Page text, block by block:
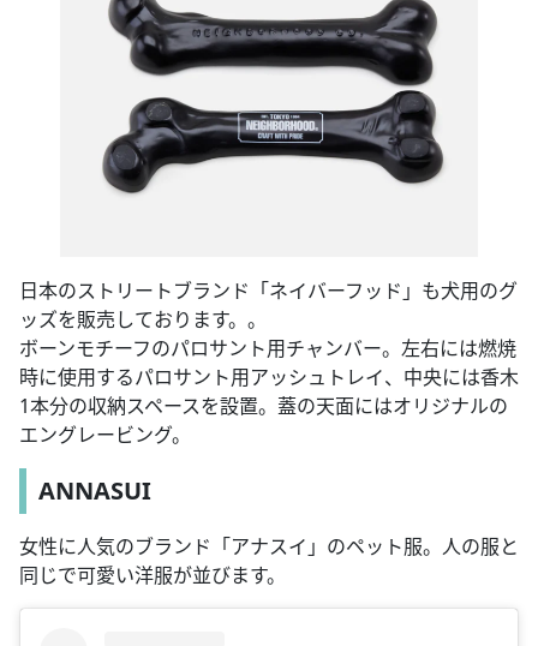
日本のストリートブランド「ネイバーフッド」も犬用のグ
ッズを販売しております。。
ボーンモチーフのパロサント用チャンバー。左右には燃焼
時に使用するパロサント用アッシュトレイ、中央には香木
1本分の収納スペースを設置。蓋の天面にはオリジナルの
エングレービング。
ANNASUI
女性に人気のブランド「アナスイ」のペット服。人の服と
同じで可愛い洋服が並びます。